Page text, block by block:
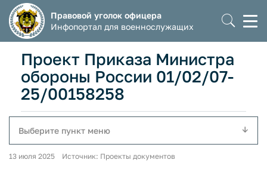
Правовой уголок офицера
Инфопортал для военнослужащих
Проект Приказа Министра
обороны России 01/02/07-
25/00158258
Выберите пункт меню
13 июля 2025 Источник: Проекты документов